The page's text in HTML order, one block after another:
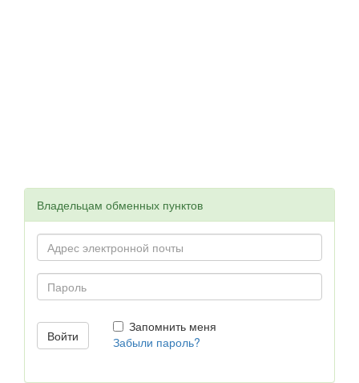
Владельцам обменных пунктов
Запомнить меня
Забыли пароль?